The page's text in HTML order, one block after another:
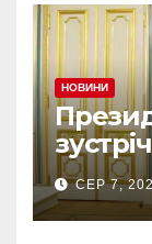
НОВИНИ
СЕР 7,